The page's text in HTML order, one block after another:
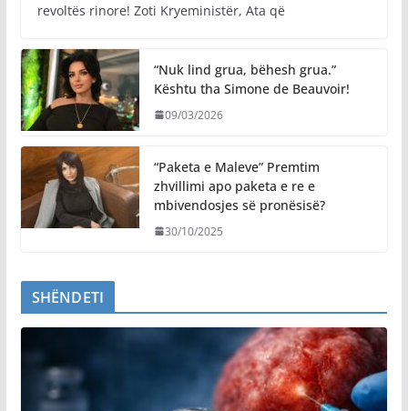
revoltës rinore! Zoti Kryeministër, Ata që
“Nuk lind grua, bëhesh grua.”
Kështu tha Simone de Beauvoir!
09/03/2026
“Paketa e Maleve” Premtim
zhvillimi apo paketa e re e
mbivendosjes së pronësisë?
30/10/2025
SHËNDETI